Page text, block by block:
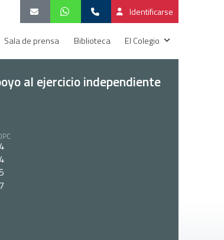
Identificarse
Sala de prensa Biblioteca El Colegio
al ejercicio independiente
4
4
7